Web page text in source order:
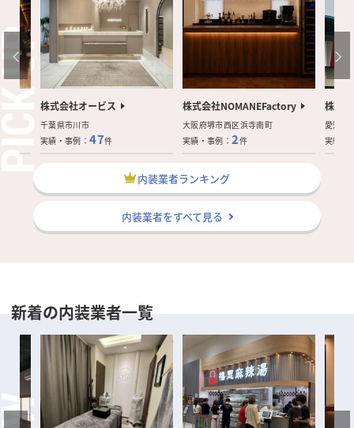
株式会社オービス
千葉県市川市
実績・事例：47件
株式会社NOMANEFactory
大阪府堺市西区浜寺南町
実績・事例：2件
株式
愛知県
実績・
内装業者ランキング
内装業者をすべて見る
新着の内装業者一覧